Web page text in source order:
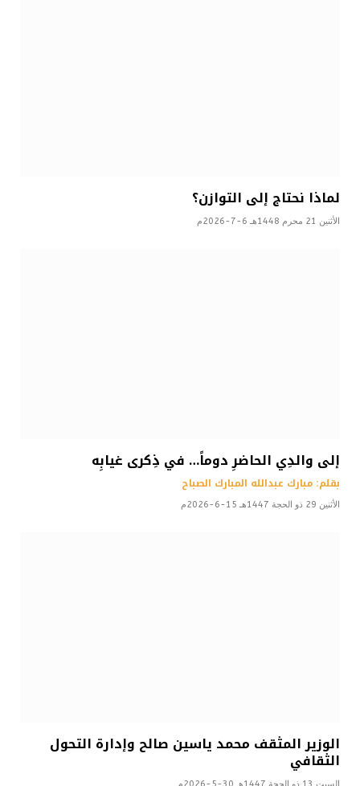
لماذا نحتاج إلى التوازن؟
الأثنين 21 محرم 1448هـ 6-7-2026م
إلى والدِي الحاضرِ دوماً… في ذِكرى غيابِه
بقلم: مبارك عبدالله المبارك الصباح
الأثنين 29 ذو الحجة 1447هـ 15-6-2026م
الوزير المثقف محمد ياسين صالح وإدارة التحول
الثقافي